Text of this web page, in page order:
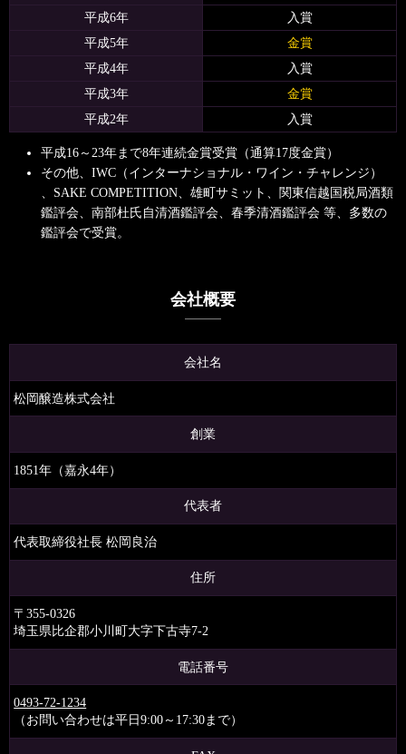
平成6年
入賞
平成5年
金賞
平成4年
入賞
平成3年
金賞
平成2年
入賞
平成16～23年まで8年連続金賞受賞（通算17度金賞）
その他、IWC（インターナショナル・ワイン・チャレンジ）
、SAKE COMPETITION、雄町サミット、関東信越国税局酒類
鑑評会、 南部杜氏自清酒鑑評会、春季清酒鑑評会 等、多数の
鑑評会で受賞。
会社概要
会社名
松岡醸造株式会社
創業
1851年（嘉永4年）
代表者
代表取締役社長 松岡良治
住所
〒355-0326
埼玉県比企郡小川町大字下古寺7-2
電話番号
0493-72-1234
（お問い合わせは平日9:00～17:30まで）